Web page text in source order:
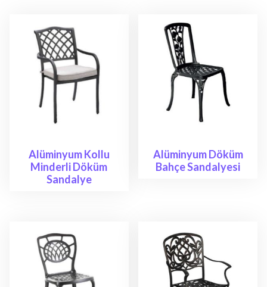
Alüminyum Kollu
Minderli Döküm
Sandalye
Alüminyum Döküm
Bahçe Sandalyesi